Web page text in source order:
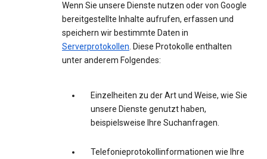
Wenn Sie unsere Dienste nutzen oder von Google
bereitgestellte Inhalte aufrufen, erfassen und
speichern wir bestimmte Daten in
Serverprotokollen. Diese Protokolle enthalten
unter anderem Folgendes:
Einzelheiten zu der Art und Weise, wie Sie
unsere Dienste genutzt haben,
beispielsweise Ihre Suchanfragen.
Telefonieprotokollinformationen wie Ihre